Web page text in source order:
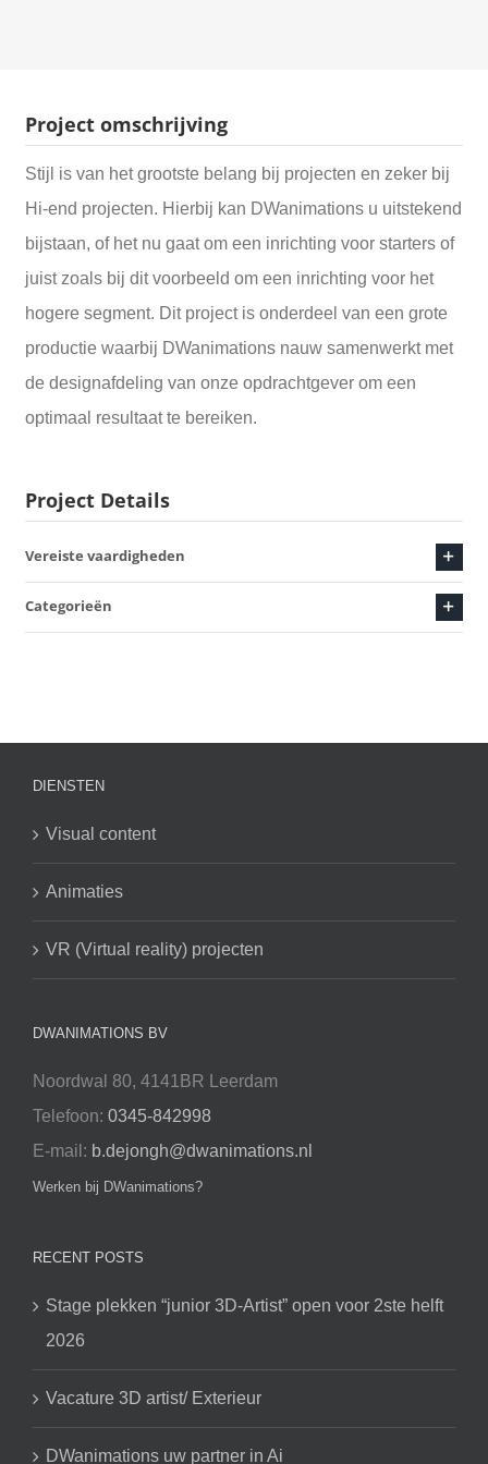
Project omschrijving
Stijl is van het grootste belang bij projecten en zeker bij
Hi-end projecten. Hierbij kan DWanimations u uitstekend
bijstaan, of het nu gaat om een inrichting voor starters of
juist zoals bij dit voorbeeld om een inrichting voor het
hogere segment. Dit project is onderdeel van een grote
productie waarbij DWanimations nauw samenwerkt met
de designafdeling van onze opdrachtgever om een
optimaal resultaat te bereiken.
Project Details
Vereiste vaardigheden
Categorieën
DIENSTEN
Visual content
Animaties
VR (Virtual reality) projecten
DWANIMATIONS BV
Noordwal 80, 4141BR Leerdam
Telefoon: 0345-842998
E-mail: b.dejongh@dwanimations.nl
Werken bij DWanimations?
RECENT POSTS
Stage plekken “junior 3D-Artist” open voor 2ste helft
2026
Vacature 3D artist/ Exterieur
DWanimations uw partner in Ai